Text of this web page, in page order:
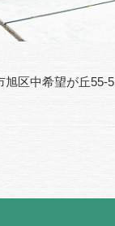
旭区中希望が丘55-5